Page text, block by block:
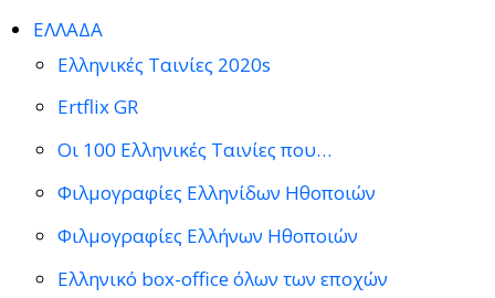
ΕΛΛΑΔΑ
Ελληνικές Ταινίες 2020s
Ertflix GR
Οι 100 Ελληνικές Ταινίες που…
Φιλμογραφίες Ελληνίδων Ηθοποιών
Φιλμογραφίες Ελλήνων Ηθοποιών
Ελληνικό box-office όλων των εποχών